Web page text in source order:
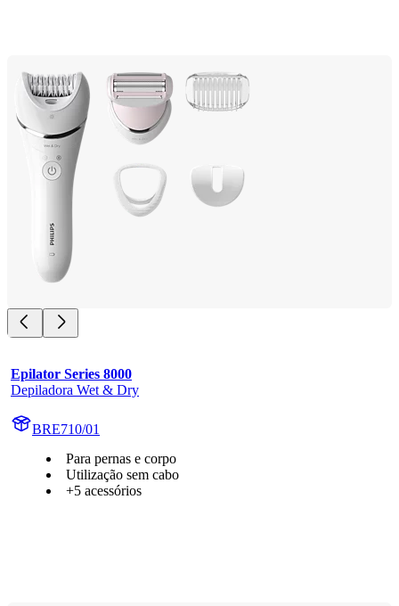
Epilator Series 8000
Depiladora Wet & Dry
BRE710/01
Para pernas e corpo
Utilização sem cabo
+5 acessórios